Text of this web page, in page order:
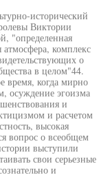
исторический
Виктории
"определенная
комплекс
о
в целом"44.
время, когда мирно
осуждение эгоизма
и
и расчетом
высокая
вопрос о всеобщем
выступили
свои серьезные
и